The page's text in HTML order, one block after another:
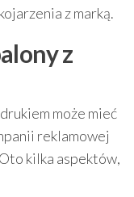
z marką.
z
może mieć
reklamowej
kilka aspektów,